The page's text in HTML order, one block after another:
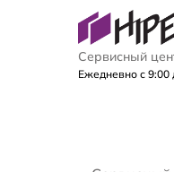
Сервисный
Ежедневно с 9:00